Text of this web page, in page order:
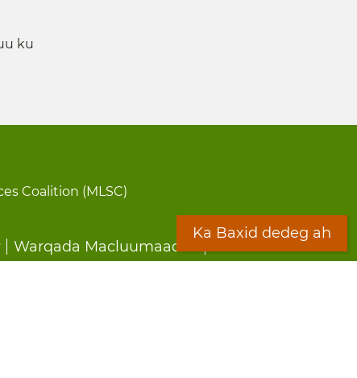
ku
Coalition (MLSC)
Warqada Macluumaadka
Ka Baxid dedeg ah